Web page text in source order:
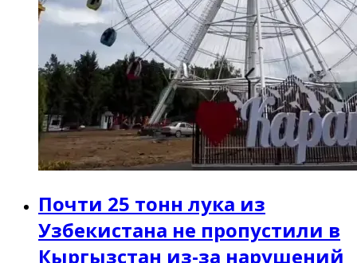
Почти 25 тонн лука из
Узбекистана не пропустили в
Кыргызстан из-за нарушений